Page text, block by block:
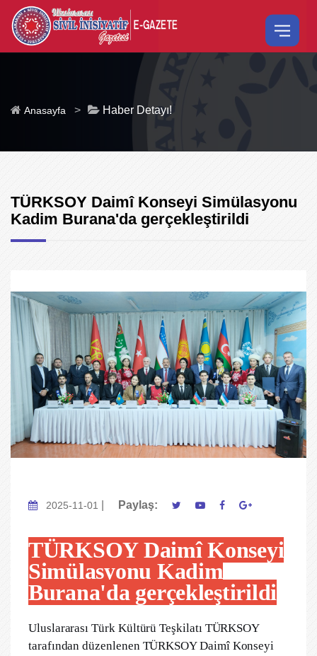
Anasayfa > Haber Detayı!
TÜRKSOY Daimî Konseyi Simülasyonu
Kadim Burana'da gerçekleştirildi
2025-11-01 Paylaş:
TÜRKSOY Daimî Konseyi
Simülasyonu Kadim
Burana'da gerçekleştirildi
Uluslararası Türk Kültürü Teşkilatı TÜRKSOY
tarafından düzenlenen TÜRKSOY Daimî Konseyi